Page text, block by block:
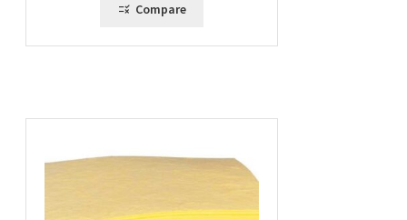
Compare